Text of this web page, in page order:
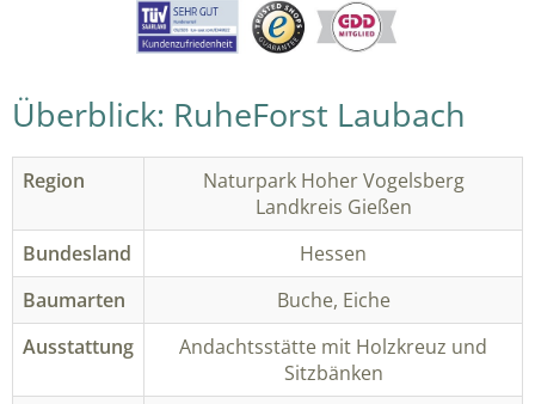
Überblick: RuheForst Laubach
Region
Naturpark Hoher Vogelsberg
Landkreis Gießen
Bundesland
Hessen
Baumarten
Buche, Eiche
Ausstattung
Andachtsstätte mit Holzkreuz und
Sitzbänken